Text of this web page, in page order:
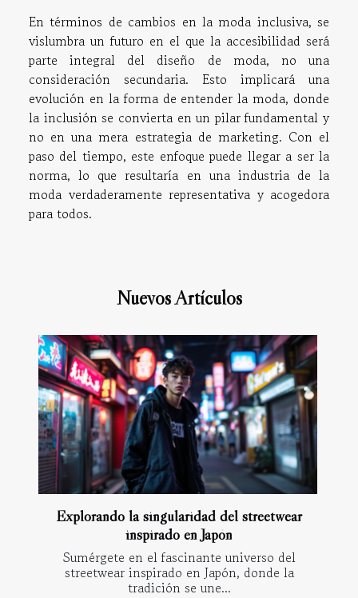
En términos de cambios en la moda inclusiva, se
vislumbra un futuro en el que la accesibilidad será
parte integral del diseño de moda, no una
consideración secundaria. Esto implicará una
evolución en la forma de entender la moda, donde
la inclusión se convierta en un pilar fundamental y
no en una mera estrategia de marketing. Con el
paso del tiempo, este enfoque puede llegar a ser la
norma, lo que resultaría en una industria de la
moda verdaderamente representativa y acogedora
para todos.
Nuevos Artículos
Explorando la singularidad del streetwear
inspirado en Japón
Sumérgete en el fascinante universo del
streetwear inspirado en Japón, donde la
tradición se une...